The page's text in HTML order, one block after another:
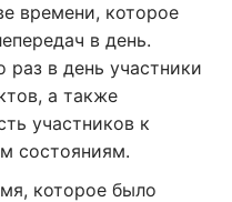
времени, которое
в день.
раз в день участники
а также
участников к
состояниям.
которое было